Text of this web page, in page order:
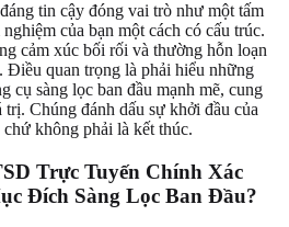
tin cậy đóng vai trò như một tấm
của bạn một cách có cấu trúc.
cảm xúc bối rối và thường hỗn loạn
Điều quan trọng là phải hiểu những
cụ sàng lọc ban đầu mạnh mẽ, cung
Chúng đánh dấu sự khởi đầu của
không phải là kết thúc.
Trực Tuyến Chính Xác
Đích Sàng Lọc Ban Đầu?